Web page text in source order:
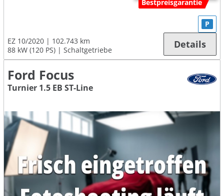
Bestpreisgarantie
EZ 10/2020
102.743 km
88 kW (120 PS)
Schaltgetriebe
P
Details
Ford Focus
Turnier 1.5 EB ST-Line